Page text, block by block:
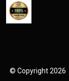
© Copyright 2026